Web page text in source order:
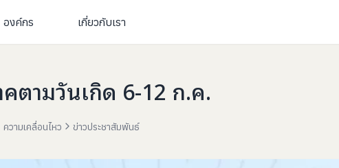
องค์กร เกี่ยวกับเรา
คตามวันเกิด 6-12 ก.ค.
ความเคลื่อนไหว ข่าวประชาสัมพันธ์